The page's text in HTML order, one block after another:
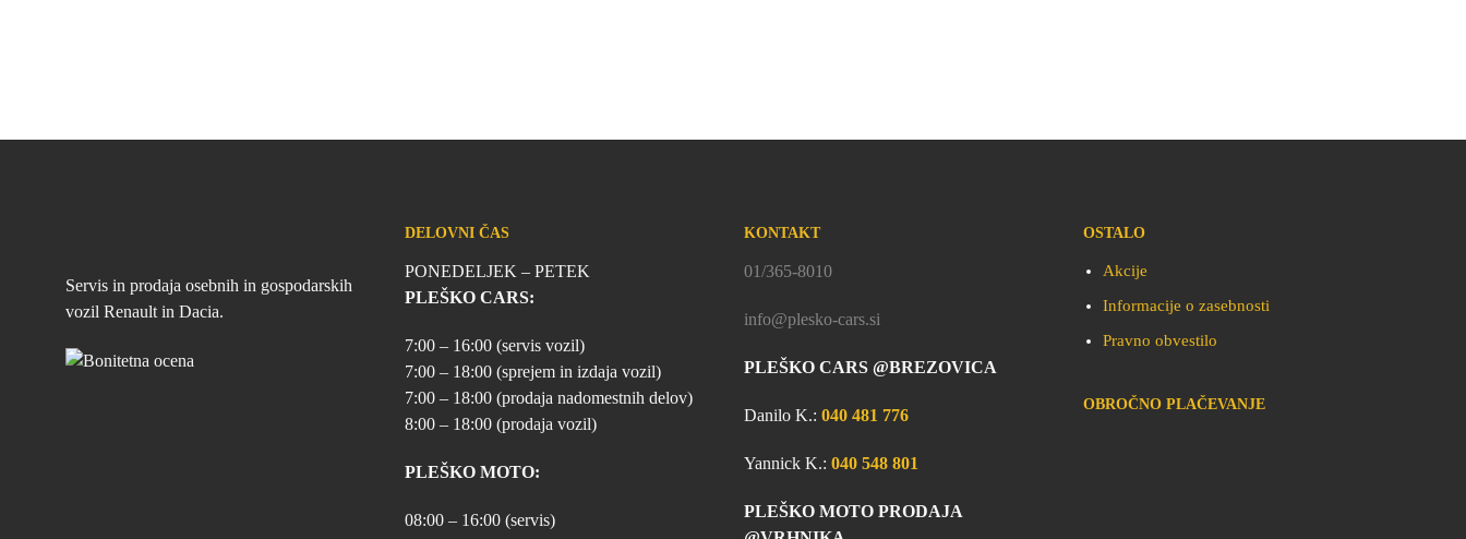
Servis in prodaja osebnih in gospodarskih
vozil Renault in Dacia.
DELOVNI ČAS
PONEDELJEK – PETEK
PLEŠKO CARS:
7:00 – 16:00 (servis vozil)
7:00 – 18:00 (sprejem in izdaja vozil)
7:00 – 18:00 (prodaja nadomestnih delov)
8:00 – 18:00 (prodaja vozil)
PLEŠKO MOTO:
08:00 – 16:00 (servis)
KONTAKT
01/365-8010
info@plesko-cars.si
PLEŠKO CARS @BREZOVICA
Danilo K.: 040 481 776
Yannick K.: 040 548 801
PLEŠKO MOTO PRODAJA
OSTALO
Akcije
Informacije o zasebnosti
Pravno obvestilo
OBROČNO PLAČEVANJE